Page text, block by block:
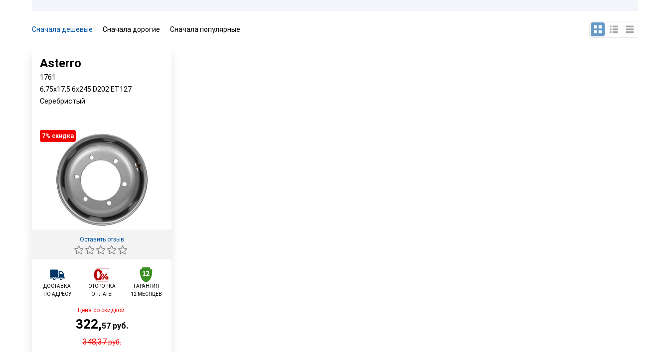
Сначала дешевые Сначала дорогие Сначала популярные
Asterro
1761
6,75x17,5 6x245 D202 ET127
Серебристый
7% cкидка
Оставить отзыв
ДОСТАВКА
ПО АДРЕСУ
ОТСРОЧКА
ОПЛАТЫ
ГАРАНТИЯ
12 МЕСЯЦЕВ
Цена со скидкой:
322,57руб.
348,37руб.